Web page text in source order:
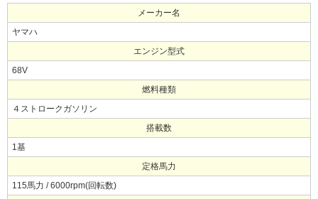
メーカー名
ヤマハ
エンジン型式
68V
燃料種類
４ストロークガソリン
搭載数
1基
定格馬力
115馬力 / 6000rpm(回転数)